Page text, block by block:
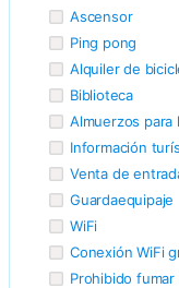
Ascensor
Ping pong
Alquiler de
Biblioteca
Almuerzos para
Información
Venta de
Guardaequipaje
WiFi
Conexión WiFi
Prohibido